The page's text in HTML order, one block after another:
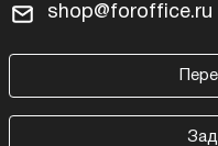
shop@foroffice.ru